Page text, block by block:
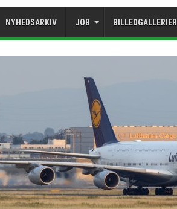
NYHEDSARKIV JOB BILLEDGALLERIER